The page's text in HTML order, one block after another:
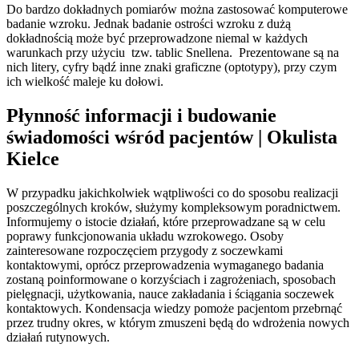
Do bardzo dokładnych pomiarów można zastosować komputerowe
badanie wzroku. Jednak badanie ostrości wzroku z dużą
dokładnością może być przeprowadzone niemal w każdych
warunkach przy użyciu tzw. tablic Snellena. Prezentowane są na
nich litery, cyfry bądź inne znaki graficzne (optotypy), przy czym
ich wielkość maleje ku dołowi.
Płynność informacji i budowanie
świadomości wśród pacjentów | Okulista
Kielce
W przypadku jakichkolwiek wątpliwości co do sposobu realizacji
poszczególnych kroków, służymy kompleksowym poradnictwem.
Informujemy o istocie działań, które przeprowadzane są w celu
poprawy funkcjonowania układu wzrokowego. Osoby
zainteresowane rozpoczęciem przygody z soczewkami
kontaktowymi, oprócz przeprowadzenia wymaganego badania
zostaną poinformowane o korzyściach i zagrożeniach, sposobach
pielęgnacji, użytkowania, nauce zakładania i ściągania soczewek
kontaktowych. Kondensacja wiedzy pomoże pacjentom przebrnąć
przez trudny okres, w którym zmuszeni będą do wdrożenia nowych
działań rutynowych.